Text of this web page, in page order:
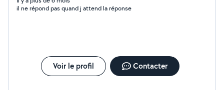
il ne répond pas quand j attend la réponse
Voir le profil Contacter